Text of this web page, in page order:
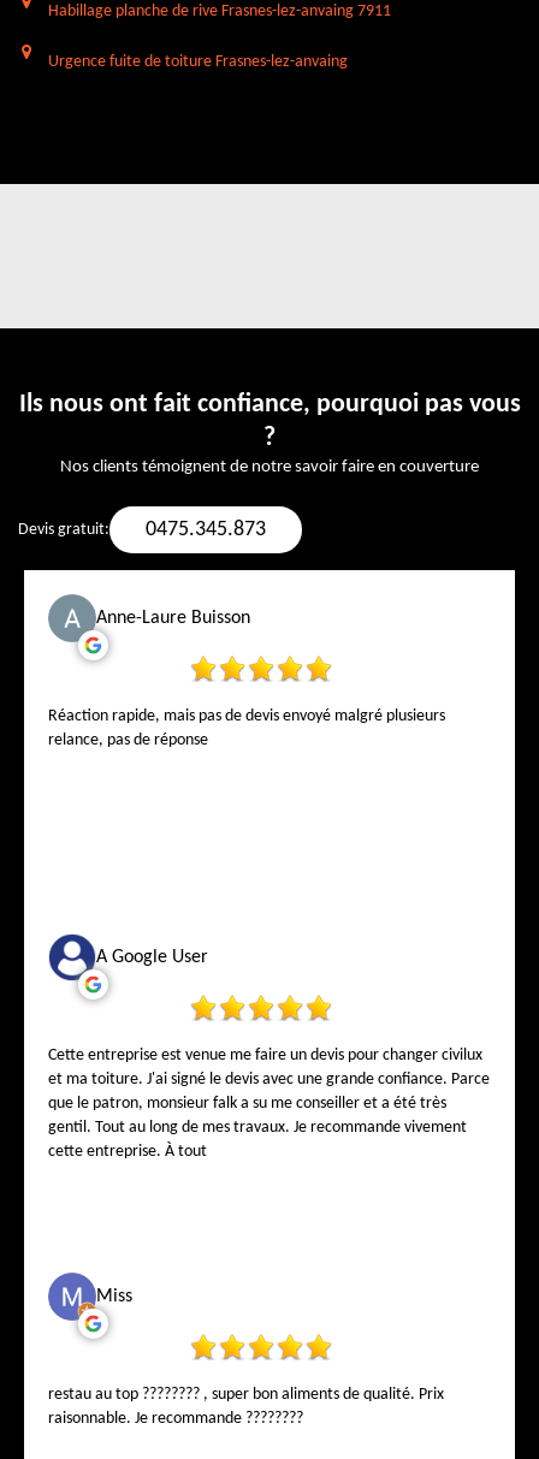
Habillage planche de rive Frasnes-lez-anvaing 7911
Urgence fuite de toiture Frasnes-lez-anvaing
Ils nous ont fait confiance, pourquoi pas vous
?
Nos clients témoignent de notre savoir faire en couverture
Devis gratuit: 0475.345.873
Anne-Laure Buisson
Réaction rapide, mais pas de devis envoyé malgré plusieurs
relance, pas de réponse
A Google User
Cette entreprise est venue me faire un devis pour changer civilux
et ma toiture. J'ai signé le devis avec une grande confiance. Parce
que le patron, monsieur falk a su me conseiller et a été très
gentil. Tout au long de mes travaux. Je recommande vivement
cette entreprise. À tout
Miss
restau au top ???????? , super bon aliments de qualité. Prix
raisonnable. Je recommande ????????